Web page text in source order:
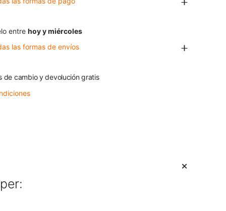
entre hoy y miércoles
las formas de envíos
de cambio y devolución gratis